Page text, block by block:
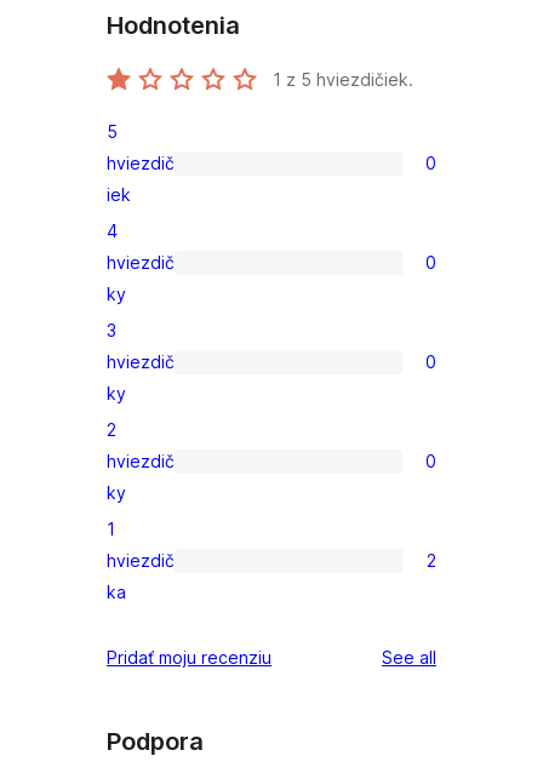
Hodnotenia
1 z 5 hviezdičiek.
0
recenzií
s
5-
hviezdičkovým
hodnotením
5
hviezdič
iek
0
0
recenzií
s
4-
hviezdičkovým
hodnotením
4
hviezdič
ky
0
0
recenzií
s
3-
hviezdičkovým
hodnotením
3
hviezdič
ky
0
0
recenzií
s
2-
hviezdičkovým
2
hviezdič
ky
0
2
recenzie
1-
hodnotením
1
hviezdič
ka
2
Pridať moju recenziu See all
Podpora